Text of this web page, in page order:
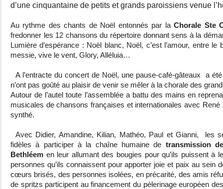
d’une cinquantaine de petits et grands paroissiens venue
Au rythme des chants de Noël entonnés par laChorale Ste
fredonner les 12 chansons du répertoire donnant sens à la
Lumière d’espérance : Noël blanc, Noël, c’est l’amour, entre
messie, vive le vent, Glory, Alléluia…
A l’entracte du concert de Noël, une pause-café-gâteaux a
n’ont pas goûté au plaisir de venir se mêler à la chorale des
Autour de l’autel toute l’assemblée a battu des mains en
musicales de chansons françaises et internationales avec René
synthé.
Avec Didier, Amandine, Kilian, Mathéo, Paul et Gianni, les
fidèles à participer à la chaîne humaine de transmission
Bethléem en leur allumant des bougies pour qu’ils puissent à
personnes qu’ils connaissent pour apporter joie et paix au sein
cœurs brisés, des personnes isolées, en précarité, des amis
de spritzs participent au financement du pèlerinage européen